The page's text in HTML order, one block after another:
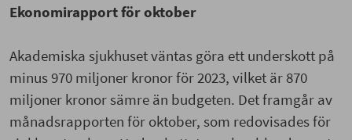
Ekonomirapport för oktober
Akademiska sjukhuset väntas göra ett underskott på
minus 970 miljoner kronor för 2023, vilket är 870
miljoner kronor sämre än budgeten. Det framgår av
månadsrapporten för oktober, som redovisades för